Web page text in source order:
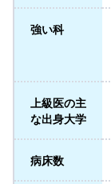
強い科
上級医の主
な出身大学
病床数